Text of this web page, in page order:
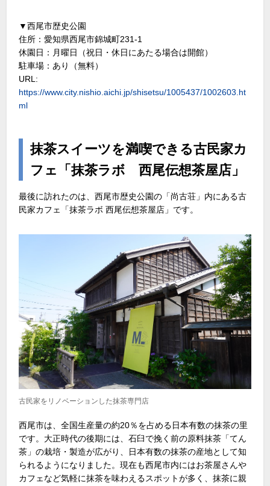
▼西尾市歴史公園
住所：愛知県西尾市錦城町231-1
休園日：月曜日（祝日・休日にあたる場合は開館）
駐車場：あり（無料）
URL:
https://www.city.nishio.aichi.jp/shisetsu/1005437/1002603.ht
ml
抹茶スイーツを満喫できる古民家カ
フェ「抹茶ラボ 西尾伝想茶屋店」
最後に訪れたのは、西尾市歴史公園の「尚古荘」内にある古
民家カフェ「抹茶ラボ 西尾伝想茶屋店」です。
古民家をリノベーションした抹茶専門店
西尾市は、全国生産量の約20％を占める日本有数の抹茶の里
です。大正時代の後期には、石臼で挽く前の原料抹茶「てん
茶」の栽培・製造が広がり、日本有数の抹茶の産地として知
られるようになりました。現在も西尾市内にはお茶屋さんや
カフェなど気軽に抹茶を味わえるスポットが多く、抹茶に親